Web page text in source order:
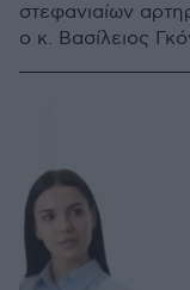
στεφανιαίων
ο κ. Βασίλειος